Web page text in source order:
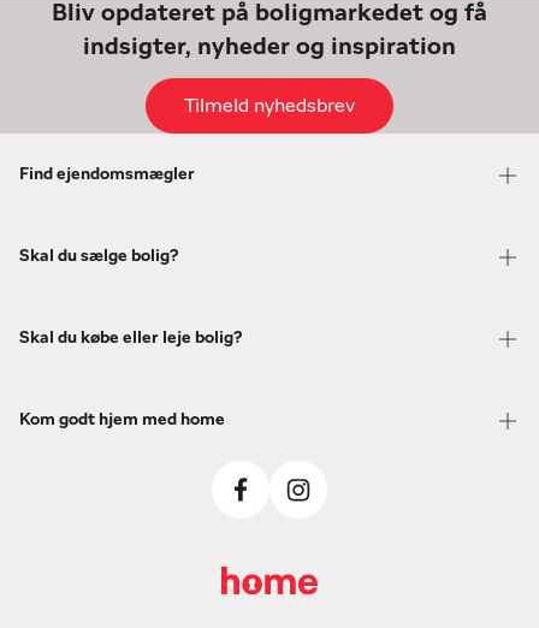
Bliv opdateret på boligmarkedet og få
indsigter, nyheder og inspiration
Tilmeld nyhedsbrev
Find ejendomsmægler
Skal du sælge bolig?
Skal du købe eller leje bolig?
Kom godt hjem med home